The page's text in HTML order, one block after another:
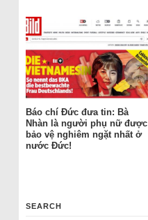
Báo chí Đức đưa tin: Bà
Nhàn là người phụ nữ được
bảo vệ nghiêm ngặt nhất ở
nước Đức!
SEARCH